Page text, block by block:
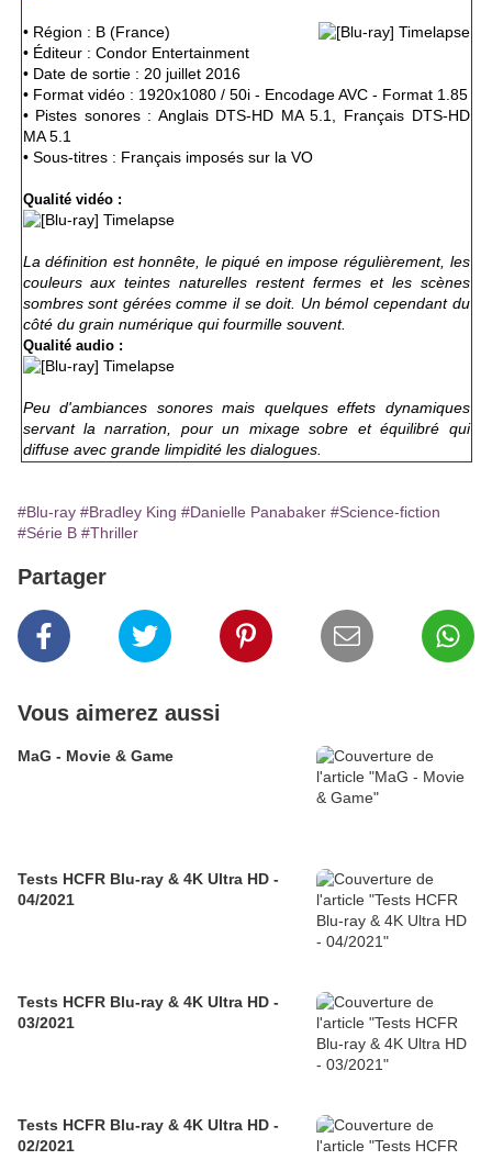
• Région : B (France)
• Éditeur : Condor Entertainment
• Date de sortie : 20 juillet 2016
• Format vidéo : 1920x1080 / 50i - Encodage AVC - Format 1.85
• Pistes sonores : Anglais DTS-HD MA 5.1, Français DTS-HD
MA 5.1
• Sous-titres : Français imposés sur la VO
Qualité vidéo :
La définition est honnête, le piqué en impose régulièrement, les
couleurs aux teintes naturelles restent fermes et les scènes
sombres sont gérées comme il se doit. Un bémol cependant du
côté du grain numérique qui fourmille souvent.
Qualité audio :
Peu d'ambiances sonores mais quelques effets dynamiques
servant la narration, pour un mixage sobre et équilibré qui
diffuse avec grande limpidité les dialogues.
#Blu-ray #Bradley King #Danielle Panabaker #Science-fiction
#Série B #Thriller
Partager
Vous aimerez aussi
MaG - Movie & Game
Tests HCFR Blu-ray & 4K Ultra HD -
04/2021
Tests HCFR Blu-ray & 4K Ultra HD -
03/2021
Tests HCFR Blu-ray & 4K Ultra HD -
02/2021